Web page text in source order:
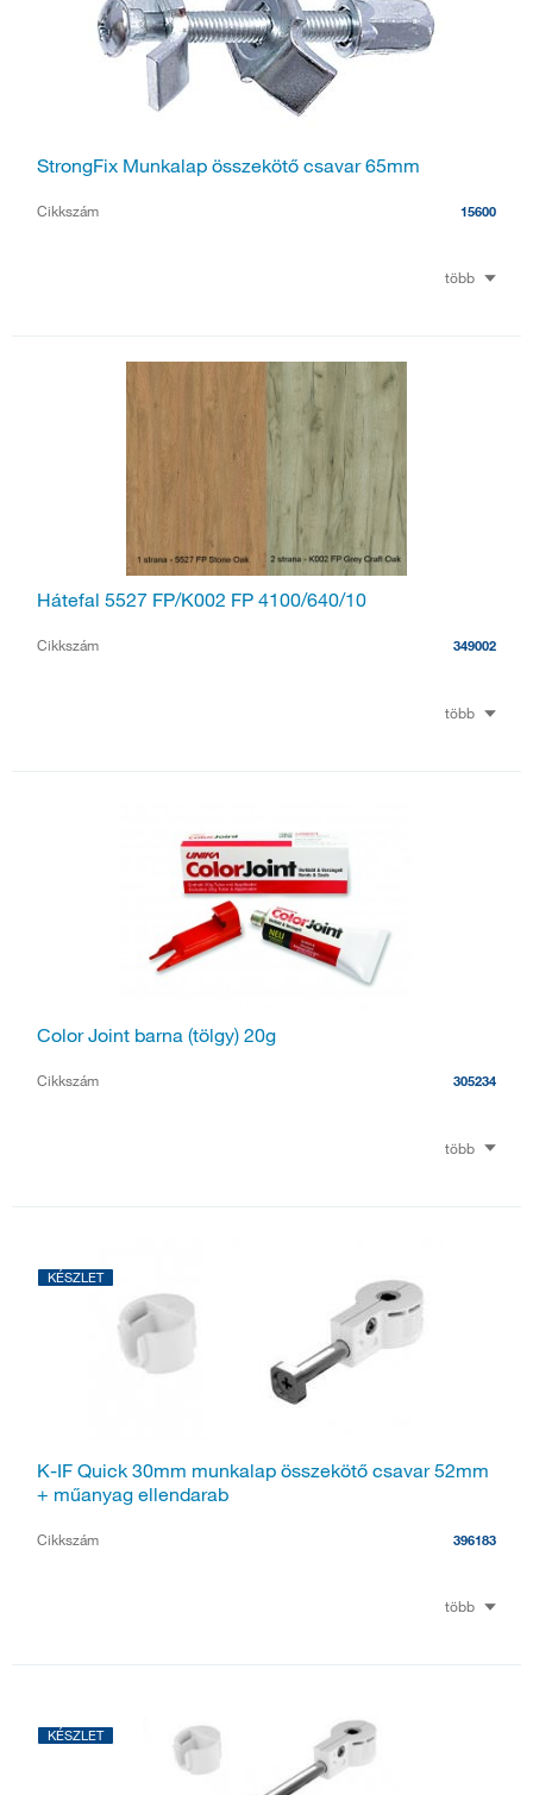
StrongFix Munkalap összekötő csavar 65mm
Cikkszám 15600
több
Hátefal 5527 FP/K002 FP 4100/640/10
Cikkszám 349002
több
Color Joint barna (tölgy) 20g
Cikkszám 305234
több
KÉSZLET
K-IF Quick 30mm munkalap összekötő csavar 52mm
+ műanyag ellendarab
Cikkszám 396183
több
KÉSZLET